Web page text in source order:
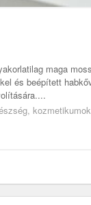
maga
és beépített